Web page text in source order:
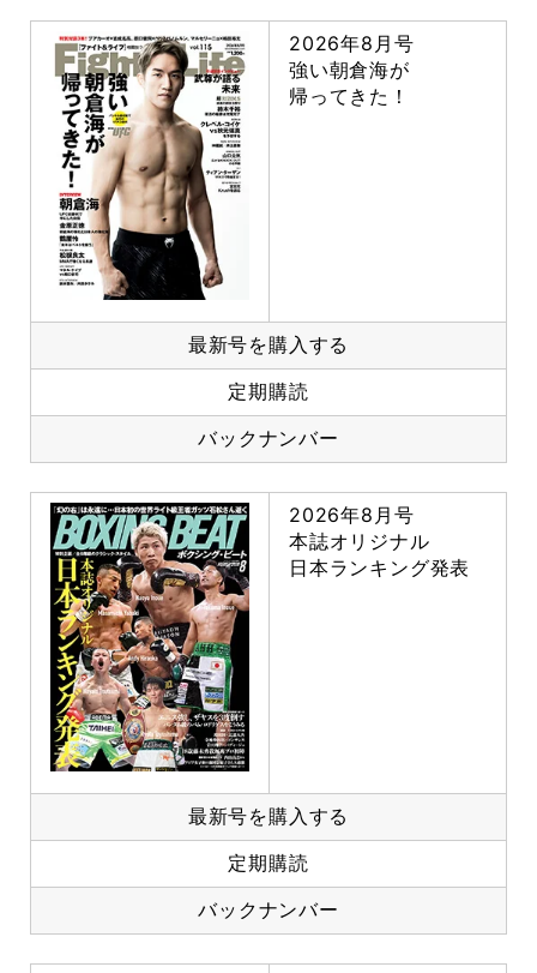
2026年8月号
強い朝倉海が
帰ってきた！
最新号を購入する
定期購読
バックナンバー
2026年8月号
本誌オリジナル
日本ランキング発表
最新号を購入する
定期購読
バックナンバー